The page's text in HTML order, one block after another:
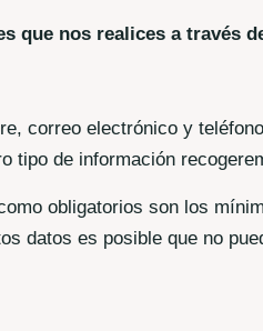
que nos realices a través
correo electrónico y
tipo de información
obligatorios son los
datos es posible que no